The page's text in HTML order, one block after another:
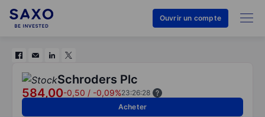
Ouvrir un compte
Schroders Plc
584,00-0,50 / -0,09%23:26:28
Acheter